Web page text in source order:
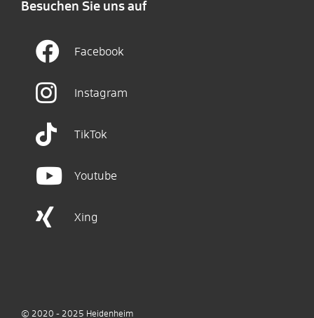
Besuchen Sie uns auf
Facebook
Instagram
TikTok
Youtube
Xing
© 2020 - 2025 Heidenheim